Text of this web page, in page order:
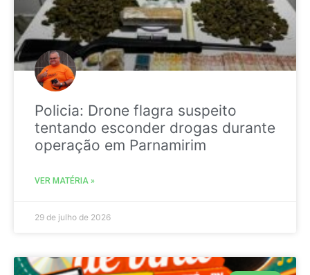
Policia: Drone flagra suspeito
tentando esconder drogas durante
operação em Parnamirim
VER MATÉRIA »
29 de julho de 2026